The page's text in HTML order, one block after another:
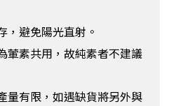
避免陽光直射。
素共用，故純素者不建議
有限，如遇缺貨將另外與